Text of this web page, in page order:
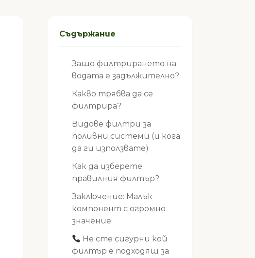
Съдържание
Защо филтрирането на
водата е задължително?
Какво трябва да се
филтрира?
Видове филтри за
поливни системи (и кога
да ги използвате)
Как да изберете
правилния филтър?
Заключение: Малък
компонент с огромно
значение
Не сте сигурни кой
филтър е подходящ за